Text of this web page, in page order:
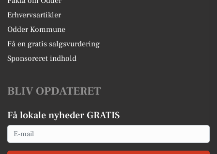
Erhvervsartikler
Odder Kommune
Få en gratis salgsvurdering
Sponsoreret indhold
BLIV OPDATERET
Få lokale nyheder GRATIS
Email